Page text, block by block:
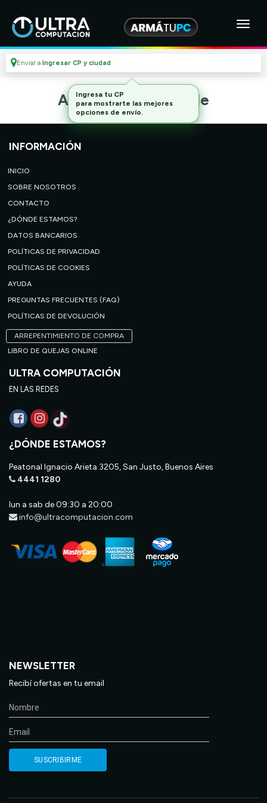
Enviar a Ingresar CP y ciudad
Artículo no disponible
INFORMACIÓN
INICIO
SOBRE NOSOTROS
CONTACTO
¿DÓNDE ESTAMOS?
DATOS BANCARIOS
POLÍTICAS DE PRIVACIDAD
POLÍTICAS DE COOKIES
AYUDA
PREGUNTAS FRECUENTES (FAQ)
POLÍTICAS DE DEVOLUCIÓN
ARREPENTIMIENTO DE COMPRA
LIBRO DE QUEJAS ONLINE
ULTRA COMPUTACIÓN
EN LAS REDES
¿DÓNDE ESTAMOS?
Peatonal Ignacio Arieta 3205, San Justo, Buenos Aires
4441 1280
lun a sab de 09:30 a 20:00
info@ultracomputacion.com
NEWSLETTER
Recibí ofertas en tu email
Ingresa tu CP
para mostrarte las mejores
opciones de envío.